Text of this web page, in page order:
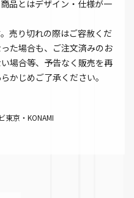
品とはデザイン・仕様が一
売り切れの際はご容赦くだ
た場合も、ご注文済みのお
場合等、予告なく販売を再
かじめご了承ください。
京・KONAMI